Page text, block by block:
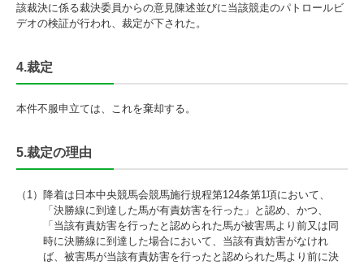
該裁決に係る裁決委員からの意見陳述並びに当該競走のパトロールビ
デオの検証が行われ、裁定が下された。
4.裁定
本件不服申立ては、これを棄却する。
5.裁定の理由
（1） 降着は日本中央競馬会競馬施行規程第124条第1項において、
「決勝線に到達した馬が有責妨害を行った」と認め、かつ、
「当該有責妨害を行ったと認められた馬が被害馬より前又は同
時に決勝線に到達した場合において、当該有責妨害がなけれ
ば、被害馬が当該有責妨害を行ったと認められた馬より前に決